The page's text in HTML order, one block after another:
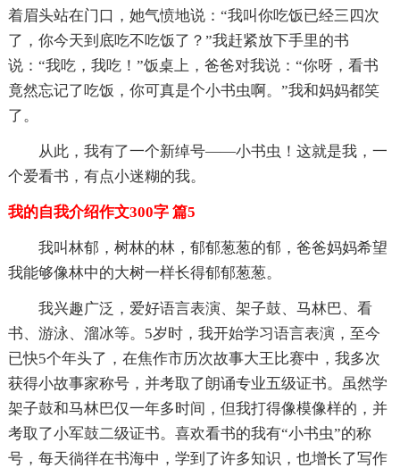
着眉头站在门口，她气愤地说：“我叫你吃饭已经三四次
了，你今天到底吃不吃饭了？”我赶紧放下手里的书
说：“我吃，我吃！”饭桌上，爸爸对我说：“你呀，看书
竟然忘记了吃饭，你可真是个小书虫啊。”我和妈妈都笑
了。
从此，我有了一个新绰号——小书虫！这就是我，一
个爱看书，有点小迷糊的我。
我的自我介绍作文300字 篇5
我叫林郁，树林的林，郁郁葱葱的郁，爸爸妈妈希望
我能够像林中的大树一样长得郁郁葱葱。
我兴趣广泛，爱好语言表演、架子鼓、马林巴、看
书、游泳、溜冰等。5岁时，我开始学习语言表演，至今
已快5个年头了，在焦作市历次故事大王比赛中，我多次
获得小故事家称号，并考取了朗诵专业五级证书。虽然学
架子鼓和马林巴仅一年多时间，但我打得像模像样的，并
考取了小军鼓二级证书。喜欢看书的我有“小书虫”的称
号，每天徜徉在书海中，学到了许多知识，也增长了写作